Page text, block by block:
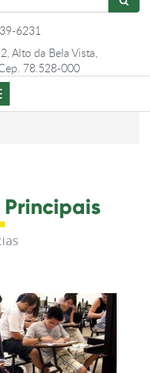
6231
Alto da Bela Vista,
78.528-000